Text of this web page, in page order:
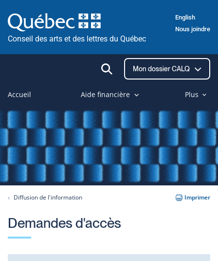
au
contenu
Conseil des arts et des lettres du Québec
English
Nous joindre
Ouvrir
la
recherche
Mon dossier CALQ
Accueil Aide financière Plus
Diffusion de l'information Imprimer
Demandes d'accès